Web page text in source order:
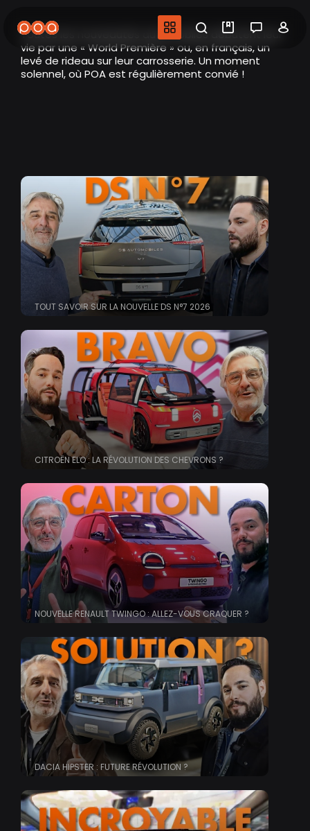
au
contenu
principal
Navigation
Recherche
Mes
Toutes les nouveautés automobiles débutent leur
vie par une « World Première » ou, en français, un
levé de rideau sur leur carrosserie. Un moment
solennel, où POA est régulièrement convié !
TOUT SAVOIR SUR LA NOUVELLE DS N°7 2026
CITROËN ELO : LA RÉVOLUTION DES CHEVRONS ?
NOUVELLE RENAULT TWINGO : ALLEZ-VOUS CRAQUER ?
DACIA HIPSTER : FUTURE RÉVOLUTION ?